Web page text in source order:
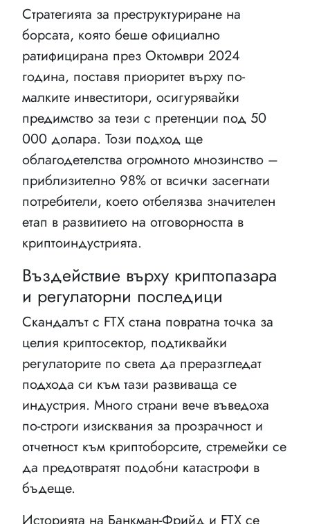
Стратегията за преструктуриране на
борсата, която беше официално
ратифицирана през Октомври 2024
година, поставя приоритет върху по-
малките инвеститори, осигурявайки
предимство за тези с претенции под 50
000 долара. Този подход ще
облагодетелства огромното мнозинство –
приблизително 98% от всички засегнати
потребители, което отбелязва значителен
етап в развитието на отговорността в
криптоиндустрията.
Въздействие върху криптопазара
и регулаторни последици
Скандалът с FTX стана повратна точка за
целия криптосектор, подтиквайки
регулаторите по света да преразгледат
подхода си към тази развиваща се
индустрия. Много страни вече въведоха
по-строги изисквания за прозрачност и
отчетност към криптоборсите, стремейки се
да предотвратят подобни катастрофи в
бъдеще.